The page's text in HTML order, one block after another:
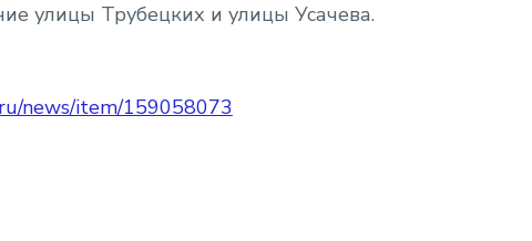
улицы Трубецких и улицы Усачева.
news/item/159058073